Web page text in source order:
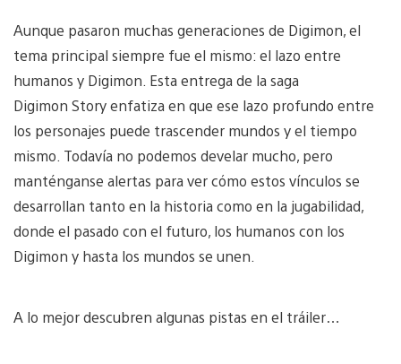
Aunque pasaron muchas generaciones de Digimon, el
tema principal siempre fue el mismo: el lazo entre
humanos y Digimon. Esta entrega de la saga
Digimon Story enfatiza en que ese lazo profundo entre
los personajes puede trascender mundos y el tiempo
mismo. Todavía no podemos develar mucho, pero
manténganse alertas para ver cómo estos vínculos se
desarrollan tanto en la historia como en la jugabilidad,
donde el pasado con el futuro, los humanos con los
Digimon y hasta los mundos se unen.
A lo mejor descubren algunas pistas en el tráiler…